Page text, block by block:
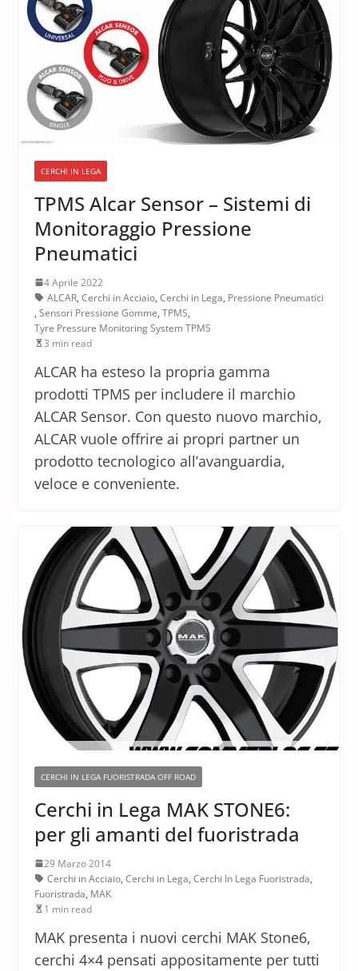
CERCHI IN LEGA
TPMS Alcar Sensor – Sistemi di
Monitoraggio Pressione
Pneumatici
4 Aprile 2022
ALCAR, Cerchi in Acciaio, Cerchi in Lega, Pressione Pneumatici
, Sensori Pressione Gomme, TPMS,
Tyre Pressure Monitoring System TPMS
3 min read
ALCAR ha esteso la propria gamma
prodotti TPMS per includere il marchio
ALCAR Sensor. Con questo nuovo marchio,
ALCAR vuole offrire ai propri partner un
prodotto tecnologico all’avanguardia,
veloce e conveniente.
CERCHI IN LEGA FUORISTRADA OFF ROAD
Cerchi in Lega MAK STONE6:
per gli amanti del fuoristrada
29 Marzo 2014
Cerchi in Acciaio, Cerchi in Lega, Cerchi In Lega Fuoristrada,
Fuoristrada, MAK
1 min read
MAK presenta i nuovi cerchi MAK Stone6,
cerchi 4×4 pensati appositamente per tutti